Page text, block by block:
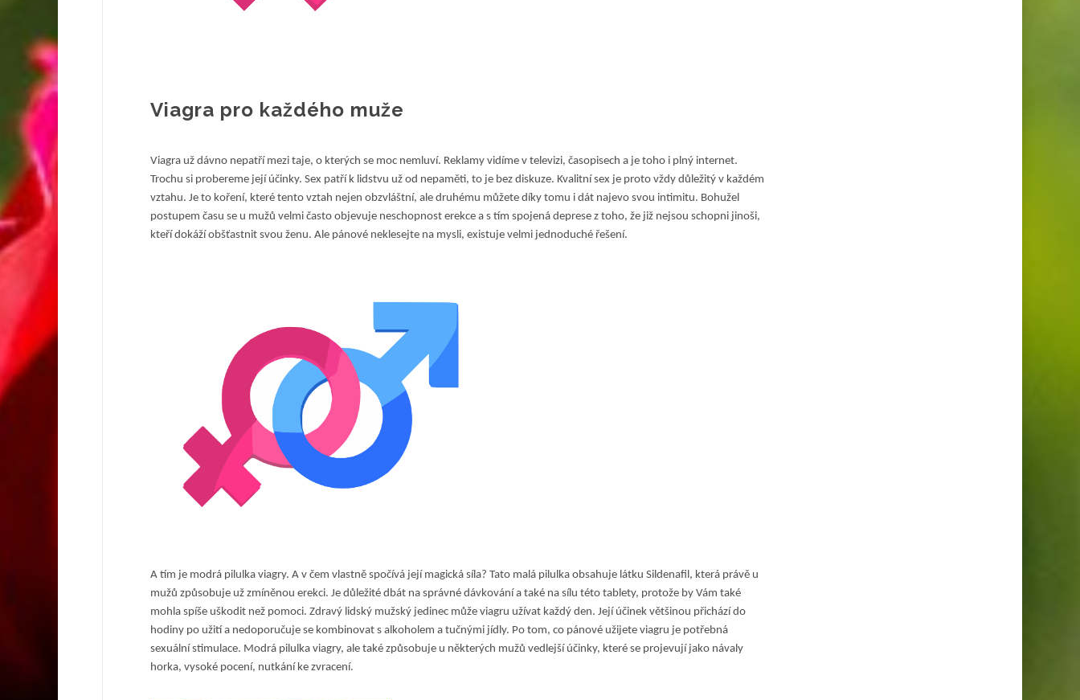
Viagra pro každého muže
Viagra už dávno nepatří mezi taje, o kterých se moc nemluví. Reklamy vidíme v televizi, časopisech a je toho i plný internet.
Trochu si probereme její účinky. Sex patří k lidstvu už od nepaměti, to je bez diskuze. Kvalitní sex je proto vždy důležitý v každém
vztahu. Je to koření, které tento vztah nejen obzvláštní, ale druhému můžete díky tomu i dát najevo svou intimitu. Bohužel
postupem času se u mužů velmi často objevuje neschopnost erekce a s tím spojená deprese z toho, že již nejsou schopni jinoši,
kteří dokáží obšťastnit svou ženu. Ale pánové neklesejte na mysli, existuje velmi jednoduché řešení.
A tím je modrá pilulka viagry. A v čem vlastně spočívá její magická síla? Tato malá pilulka obsahuje látku Sildenafil, která právě u
mužů způsobuje už zmíněnou erekci. Je důležité dbát na správné dávkování a také na sílu této tablety, protože by Vám také
mohla spíše uškodit než pomoci. Zdravý lidský mužský jedinec může viagru užívat každý den. Její účinek většinou přichází do
hodiny po užití a nedoporučuje se kombinovat s alkoholem a tučnými jídly. Po tom, co pánové užijete viagru je potřebná
sexuální stimulace. Modrá pilulka viagry, ale také způsobuje u některých mužů vedlejší účinky, které se projevují jako návaly
horka, vysoké pocení, nutkání ke zvracení.